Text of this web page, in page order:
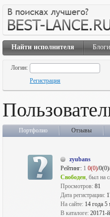
Найти исполнителя Блоги
Логин:
Регистрация
Портфолио Отзывы
zyubans
Рейтинг: 1 0(0)/0(0)/
Свободен, был на
Просмотров: 81
Дата регистрации:
На сайте: 14 года 5
В каталоге: 20171-й